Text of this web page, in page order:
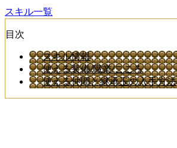
スキル一覧
目次
スキル情報
使える装備/職業/こころ
使える仲間と継承玉の入手方法